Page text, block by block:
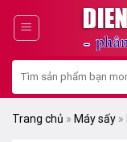
kiếm:
Trang chủ » Máy sấy »